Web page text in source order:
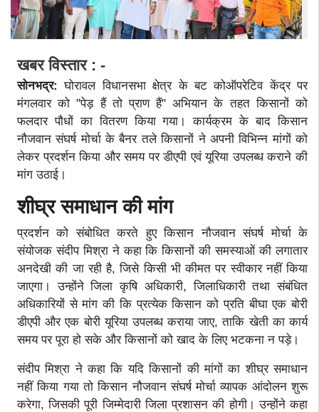
खबर विस्तार : -
सोनभद्र: घोरावल विधानसभा क्षेत्र के बट कोऑपरेटिव केंद्र पर
मंगलवार को "पेड़ हैं तो प्राण हैं" अभियान के तहत किसानों को
फलदार पौधों का वितरण किया गया। कार्यक्रम के बाद किसान
नौजवान संघर्ष मोर्चा के बैनर तले किसानों ने अपनी विभिन्न मांगों को
लेकर प्रदर्शन किया और समय पर डीएपी एवं यूरिया उपलब्ध कराने की
मांग उठाई।
शीघ्र समाधान की मांग
प्रदर्शन को संबोधित करते हुए किसान नौजवान संघर्ष मोर्चा के
संयोजक संदीप मिश्रा ने कहा कि किसानों की समस्याओं की लगातार
अनदेखी की जा रही है, जिसे किसी भी कीमत पर स्वीकार नहीं किया
जाएगा। उन्होंने जिला कृषि अधिकारी, जिलाधिकारी तथा संबंधित
अधिकारियों से मांग की कि प्रत्येक किसान को प्रति बीघा एक बोरी
डीएपी और एक बोरी यूरिया उपलब्ध कराया जाए, ताकि खेती का कार्य
समय पर पूरा हो सके और किसानों को खाद के लिए भटकना न पड़े।
संदीप मिश्रा ने कहा कि यदि किसानों की मांगों का शीघ्र समाधान
नहीं किया गया तो किसान नौजवान संघर्ष मोर्चा व्यापक आंदोलन शुरू
करेगा, जिसकी पूरी जिम्मेदारी जिला प्रशासन की होगी। उन्होंने कहा